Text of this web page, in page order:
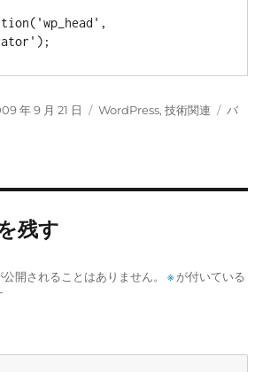
( 'wp_head ',
' ) ;
年 9 月 21 日
カ
WordPress,技術関連
タ
バ
残す
開されることはありません。 ※が付いている